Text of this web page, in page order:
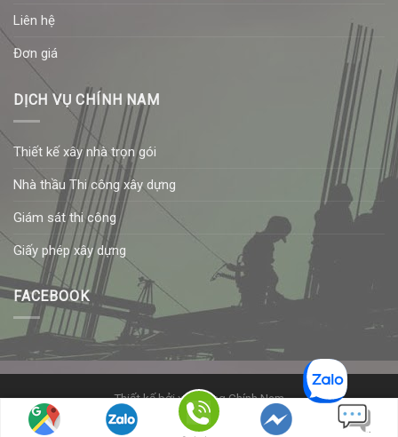
Liên hệ
Đơn giá
DỊCH VỤ CHÍNH NAM
Thiết kế xây nhà trọn gói
Nhà thầu Thi công xây dựng
Giám sát thi công
Giấy phép xây dựng
FACEBOOK
Thiết kếbởi xây dựng Chính Nam
© Copyright2026 xây dựng Chính Nam . All rights reserved.